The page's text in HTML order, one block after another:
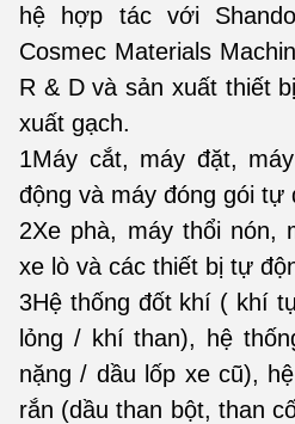
hệ hợp tác với
Cosmec Materials
R & D và sản xuất thiết
xuất gạch.
1Máy cắt, máy đặt,
động và máy đóng gói tự
2Xe phà, máy thổi nón,
xe lò và các thiết bị tự
3Hệ thống đốt khí ( khí
lỏng / khí than), hệ
nặng / dầu lốp xe cũ),
rắn (dầu than bột, than